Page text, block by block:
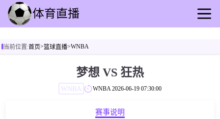
足球直播
当前位置:首页>篮球直播>WNBA
梦想 VS 狂热
WNBA WNBA 2026-06-19 07:30:00
赛事说明